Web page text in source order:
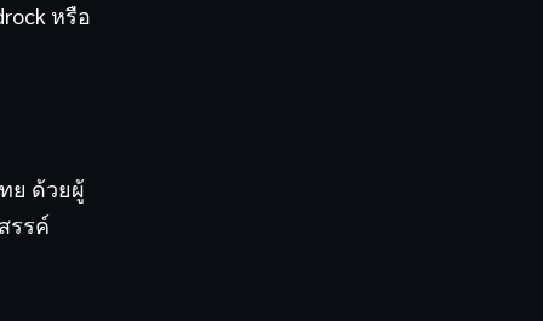
หรือ
ย ด้วยผู้
รรค์